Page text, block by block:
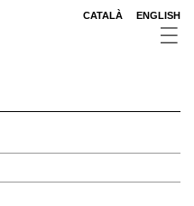
CATALÀ ENGLISH